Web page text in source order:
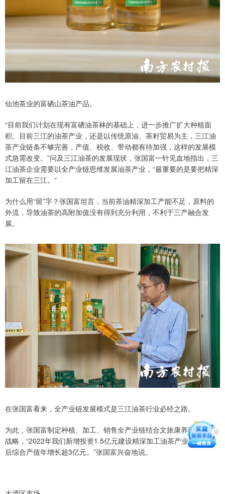
仙池茶业的富硒山茶油产品。
“目前我们计划在现有富硒油茶林的基础上，进一步推广扩大种植面
积。目前三江的油茶产业，还是以传统原油、茶籽贸易为主，三江油
茶产业链条不够完善，产值、税收、带动都有待加强，这样的发展模
式急需改变。”问及三江油茶的发展现状，张国富一针见血地指出，三
江油茶企业需要以全产业链思维发展油茶产业，“最重要的是要把精深
加工留在三江。”
为什么用“留”字？张国富坦言，当前茶油精深加工产能不足，原料的
外流，导致油茶的高附加值没有得到充分利用，不利于三产融合发
展。
在张国富看来，全产业链发展模式是三江油茶行业必经之路。
为此，张国富制定种植、加工、销售全产业链结合文旅康养融合发展
战略，“2022年我们新增投资1.5亿元建设精深加工油茶产业园，建成
后综合产值年增长超3亿元。”张国富兴奋地说。